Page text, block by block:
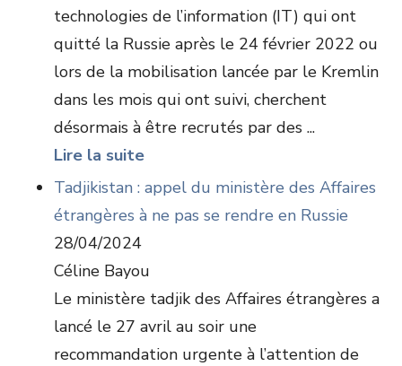
technologies de l’information (IT) qui ont
quitté la Russie après le 24 février 2022 ou
lors de la mobilisation lancée par le Kremlin
dans les mois qui ont suivi, cherchent
désormais à être recrutés par des ...
Lire la suite
Tadjikistan : appel du ministère des Affaires
étrangères à ne pas se rendre en Russie
28/04/2024
Céline Bayou
Le ministère tadjik des Affaires étrangères a
lancé le 27 avril au soir une
recommandation urgente à l’attention de